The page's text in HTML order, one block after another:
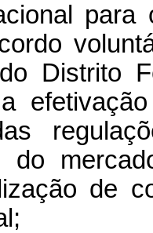
para
Distrito
do
de